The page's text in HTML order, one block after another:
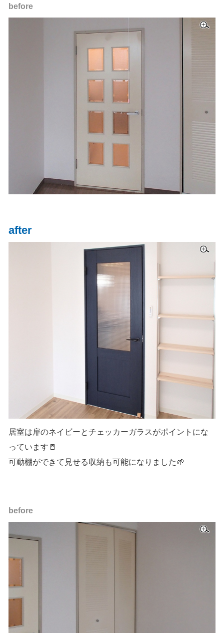
before
after
居室は扉のネイビーとチェッカーガラスがポイントにな
っています🚪
可動棚ができて見せる収納も可能になりました🌱
before